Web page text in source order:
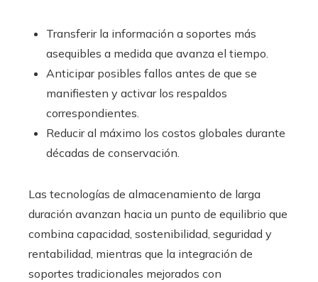
Transferir la información a soportes más
asequibles a medida que avanza el tiempo.
Anticipar posibles fallos antes de que se
manifiesten y activar los respaldos
correspondientes.
Reducir al máximo los costos globales durante
décadas de conservación.
Las tecnologías de almacenamiento de larga
duración avanzan hacia un punto de equilibrio que
combina capacidad, sostenibilidad, seguridad y
rentabilidad, mientras que la integración de
soportes tradicionales mejorados con